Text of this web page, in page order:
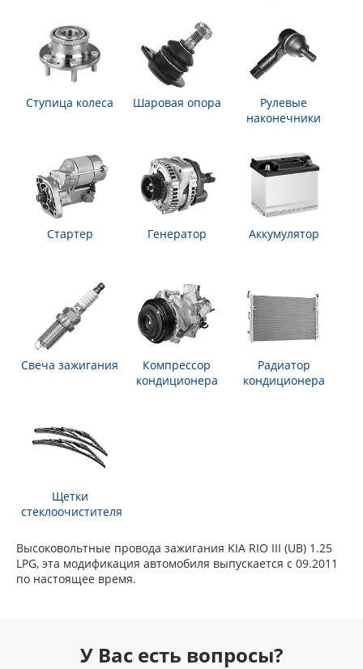
Ступица колеса Шаровая опора
Рулевые
наконечники
Стартер Генератор Аккумулятор
Свеча зажигания
Компрессор
кондиционера
Радиатор
кондиционера
Щетки
стеклоочистителя
Высоковольтные провода зажигания KIA RIO III (UB) 1.25
LPG, эта модификация автомобиля выпускается с 09.2011
по настоящее время.
У Вас есть вопросы?